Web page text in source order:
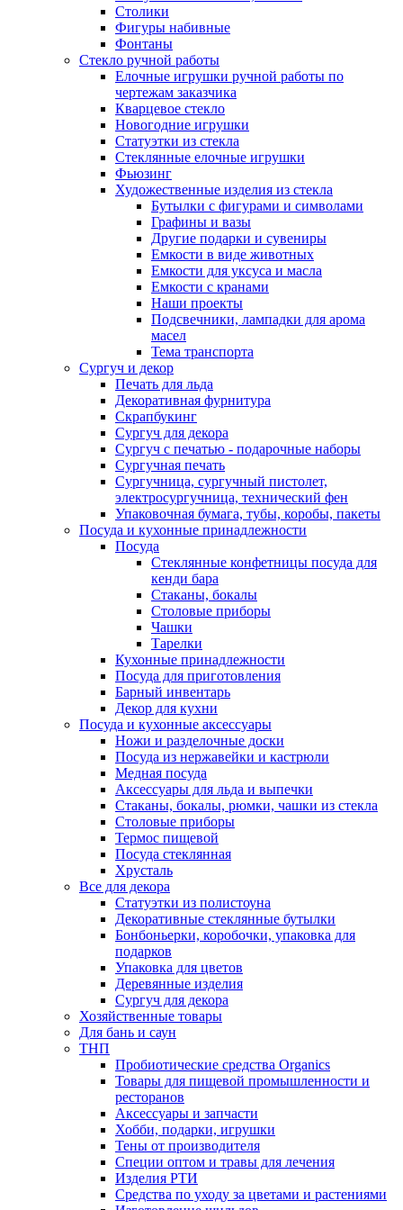
Столики
Фигуры набивные
Фонтаны
Стекло ручной работы
Елочные игрушки ручной работы по
чертежам заказчика
Кварцевое стекло
Новогодние игрушки
Статуэтки из стекла
Стеклянные елочные игрушки
Фьюзинг
Художественные изделия из стекла
Бутылки с фигурами и символами
Графины и вазы
Другие подарки и сувениры
Емкости в виде животных
Емкости для уксуса и масла
Емкости с кранами
Наши проекты
Подсвечники, лампадки для арома
масел
Тема транспорта
Сургуч и декор
Печать для льда
Декоративная фурнитура
Скрапбукинг
Сургуч для декора
Сургуч с печатью - подарочные наборы
Сургучная печать
Сургучница, сургучный пистолет,
электросургучница, технический фен
Упаковочная бумага, тубы, коробы, пакеты
Посуда и кухонные принадлежности
Посуда
Стеклянные конфетницы посуда для
кенди бара
Стаканы, бокалы
Столовые приборы
Чашки
Тарелки
Кухонные принадлежности
Посуда для приготовления
Барный инвентарь
Декор для кухни
Посуда и кухонные аксессуары
Ножи и разделочные доски
Посуда из нержавейки и кастрюли
Медная посуда
Аксессуары для льда и выпечки
Стаканы, бокалы, рюмки, чашки из стекла
Столовые приборы
Термос пищевой
Посуда стеклянная
Хрусталь
Все для декора
Статуэтки из полистоуна
Декоративные стеклянные бутылки
Бонбоньерки, коробочки, упаковка для
подарков
Упаковка для цветов
Деревянные изделия
Сургуч для декора
Хозяйственные товары
Для бань и саун
ТНП
Пробиотические средства Organics
Товары для пищевой промышленности и
ресторанов
Аксессуары и запчасти
Хобби, подарки, игрушки
Тены от производителя
Специи оптом и травы для лечения
Изделия РТИ
Средства по уходу за цветами и растениями